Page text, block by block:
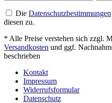
Die Datenschutzbestimmungen
diesen zu.
* Alle Preise verstehen sich zzgl.
Versandkosten und ggf.
beschrieben
Kontakt
Impressum
Widerrufsformular
Datenschutz